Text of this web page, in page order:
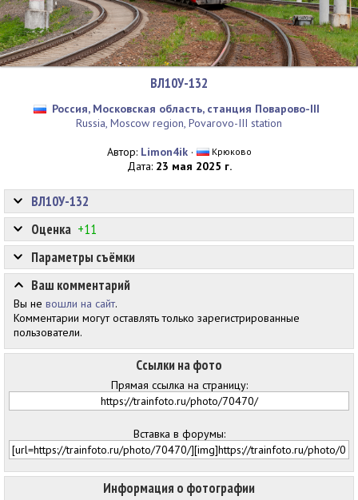
ВЛ10У-132
Россия, Московская область, станция Поварово-III
Russia, Moscow region, Povarovo-III station
Автор: Limon4ik· Крюково
Дата: 23 мая 2025 г.
Информация о фотографии
Оценка +11
Ссылки на фото
Прямая ссылка на страницу:
Вставка в форумы:
ВЛ10У-132
Параметры съёмки
Ваш комментарий
Вы не вошли на сайт.
Комментарии могут оставлять только зарегистрированные
пользователи.